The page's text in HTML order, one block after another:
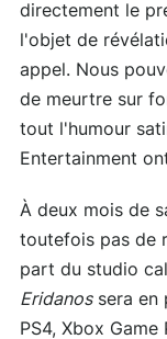
directement le
l'objet de
appel. Nous
de meurtre sur
tout l'humour
Entertainment
À deux mois de
toutefois pas de
part du studio
Eridanossera en
PS4, Xbox Game